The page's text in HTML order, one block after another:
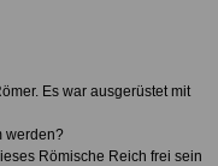
Es war ausgerüstet mit
werden?
Römische Reich frei sein